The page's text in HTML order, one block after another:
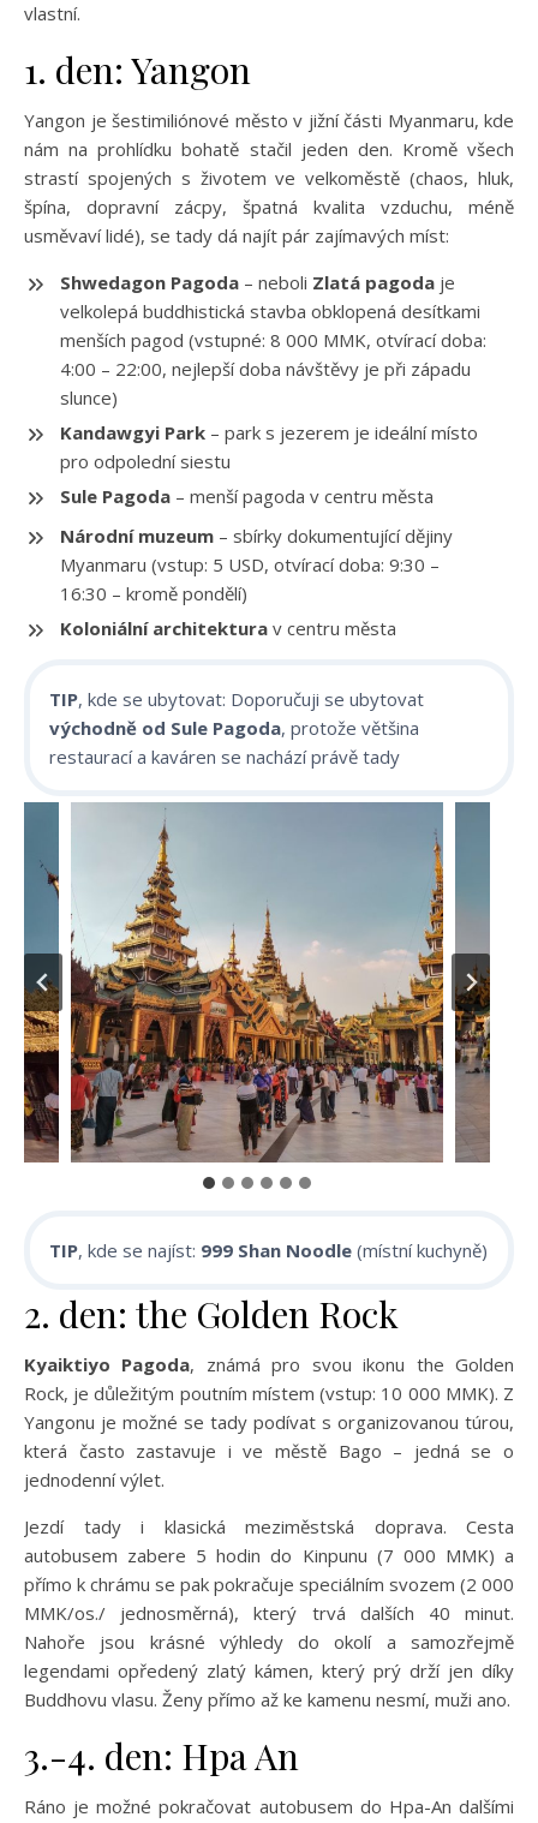
vlastní.
1. den: Yangon
Yangon je šestimiliónové město v jižní části Myanmaru, kde
nám na prohlídku bohatě stačil jeden den. Kromě všech
strastí spojených s životem ve velkoměstě (chaos, hluk,
špína, dopravní zácpy, špatná kvalita vzduchu, méně
usměvaví lidé), se tady dá najít pár zajímavých míst:
Shwedagon Pagoda – neboli Zlatá pagoda je
velkolepá buddhistická stavba obklopená desítkami
menších pagod (vstupné: 8 000 MMK, otvírací doba:
4:00 – 22:00, nejlepší doba návštěvy je při západu
slunce)
Kandawgyi Park – park s jezerem je ideální místo
pro odpolední siestu
Sule Pagoda – menší pagoda v centru města
Národní muzeum – sbírky dokumentující dějiny
Myanmaru (vstup: 5 USD, otvírací doba: 9:30 –
16:30 – kromě pondělí)
Koloniální architektura v centru města
TIP, kde se ubytovat: Doporučuji se ubytovat
východně od Sule Pagoda, protože většina
restaurací a kaváren se nachází právě tady
TIP, kde se najíst: 999 Shan Noodle (místní kuchyně)
2. den: the Golden Rock
Kyaiktiyo Pagoda, známá pro svou ikonu the Golden
Rock, je důležitým poutním místem (vstup: 10 000 MMK). Z
Yangonu je možné se tady podívat s organizovanou túrou,
která často zastavuje i ve městě Bago – jedná se o
jednodenní výlet.
Jezdí tady i klasická meziměstská doprava. Cesta
autobusem zabere 5 hodin do Kinpunu (7 000 MMK) a
přímo k chrámu se pak pokračuje speciálním svozem (2 000
MMK/os./ jednosměrná), který trvá dalších 40 minut.
Nahoře jsou krásné výhledy do okolí a samozřejmě
legendami opředený zlatý kámen, který prý drží jen díky
Buddhovu vlasu. Ženy přímo až ke kamenu nesmí, muži ano.
3.-4. den: Hpa An
Ráno je možné pokračovat autobusem do Hpa-An dalšími